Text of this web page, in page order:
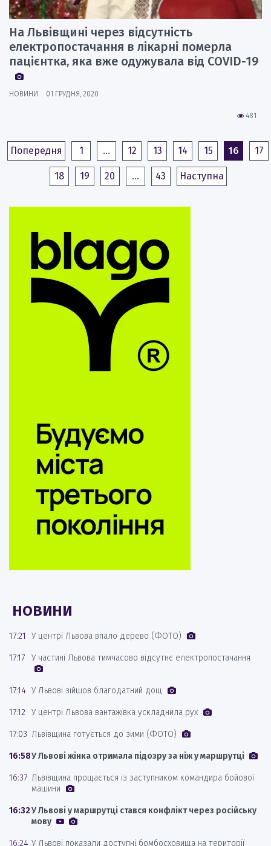
На Львівщині через відсутність
електропостачання в лікарні померла
пацієнтка, яка вже одужувала від COVID-19
НОВИНИ 01 ГРУДНЯ, 2020
481
Попередня 1 … 12 13 14 15 16 17
18 19 20 … 43 Наступна
НОВИНИ
17:21 У центрі Львова впало дерево (ФОТО)
17:17 У частині Львова тимчасово відсутнє електропостачання
17:14 У Львові зійшов благодатний дощ
17:12 У центрі Львова вантажівка ускладнила рух
17:03 Львівщина готується до зими (ФОТО)
16:58У Львові жінка отримала підозру за ніж у маршрутці
16:37 Львівщина прощається із заступником командира бойової
машини
16:32У Львові у маршрутці стався конфлікт через російську
мову
16:24 У Львові показали доступні бомбосховища на території